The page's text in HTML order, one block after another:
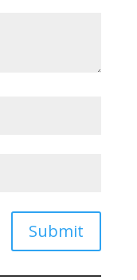
Submit